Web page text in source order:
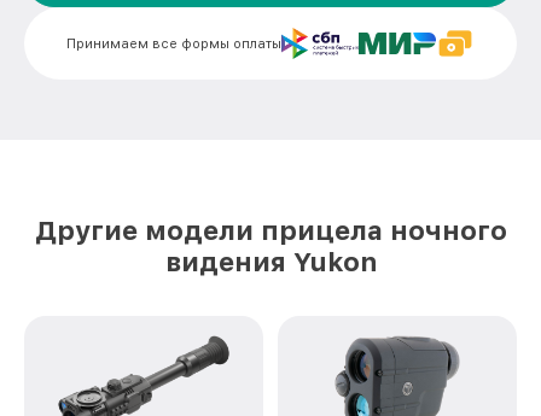
26346 4.6x42S Yukon
Ремонт оптики PHOTON XT 26346
от 2000₽
Ремонт встроенного дальнометра и
других устройств PHOTON XT 26346
26346 4.6x42S Yukon
от 590₽
Ремонт цепи питания PHOTON XT 26346
4.6x42S Yukon
от 1000₽
Принимаем все формы оплаты
Другие модели прицела ночного
видения Yukon